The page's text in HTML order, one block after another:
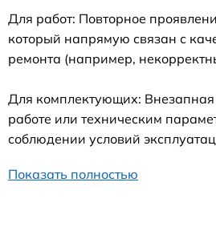
Для работ: Повторное
который напрямую связан с
ремонта (например,
Для комплектующих: Внезапная
работе или техническим
соблюдении условий
Показать полностью